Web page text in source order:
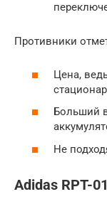
Противники
Цена,
Больший
Не
Adidas RPT-01